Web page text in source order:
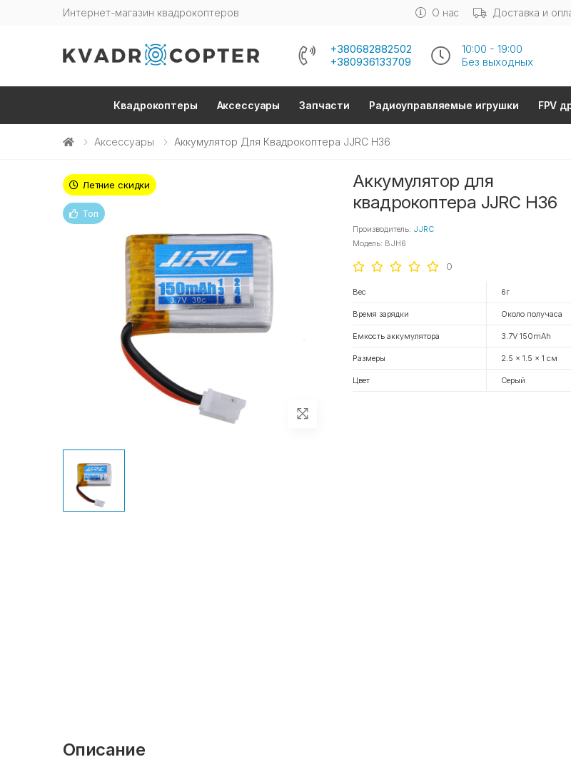
Интернет-магазин квадрокоптеров О нас Доставка и
+380682882502
+380936133709
10:00 - 19:00
Без выходных
Квадрокоптеры Аксессуары Запчасти Радиоуправляемые игрушки FPV
Аксессуары Аккумулятор Для Квадрокоптера JJRC H36
Летние скидки
Топ
Аккумулятор для
квадрокоптера JJRC H36
Производитель: JJRC
Модель: BJH6
0
Вес 6г
Время зарядки Около получаса
Емкость аккумулятора 3.7V 150mAh
Размеры 2.5 x 1.5 x 1 см
Цвет Серый
Описание